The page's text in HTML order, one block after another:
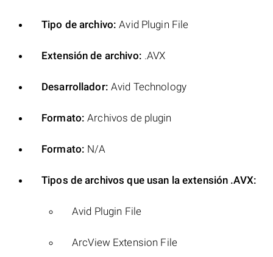
Tipo de archivo: Avid Plugin File
Extensión de archivo: .AVX
Desarrollador: Avid Technology
Formato: Archivos de plugin
Formato: N/A
Tipos de archivos que usan la extensión .AVX:
Avid Plugin File
ArcView Extension File